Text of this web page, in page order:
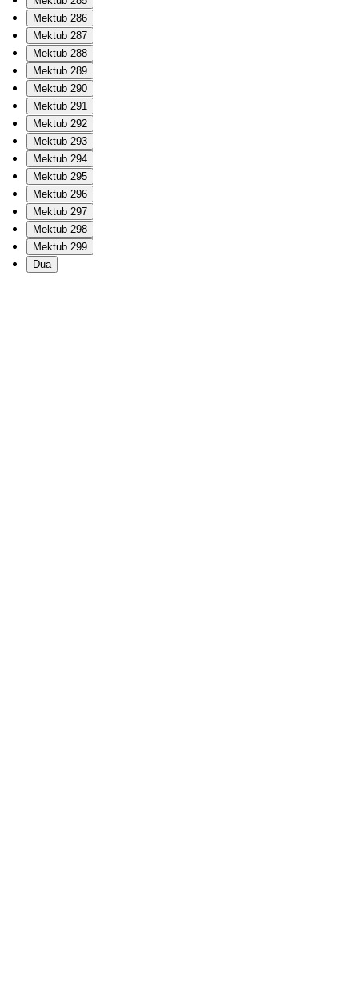
Mektub 286
Mektub 287
Mektub 288
Mektub 289
Mektub 290
Mektub 291
Mektub 292
Mektub 293
Mektub 294
Mektub 295
Mektub 296
Mektub 297
Mektub 298
Mektub 299
Dua